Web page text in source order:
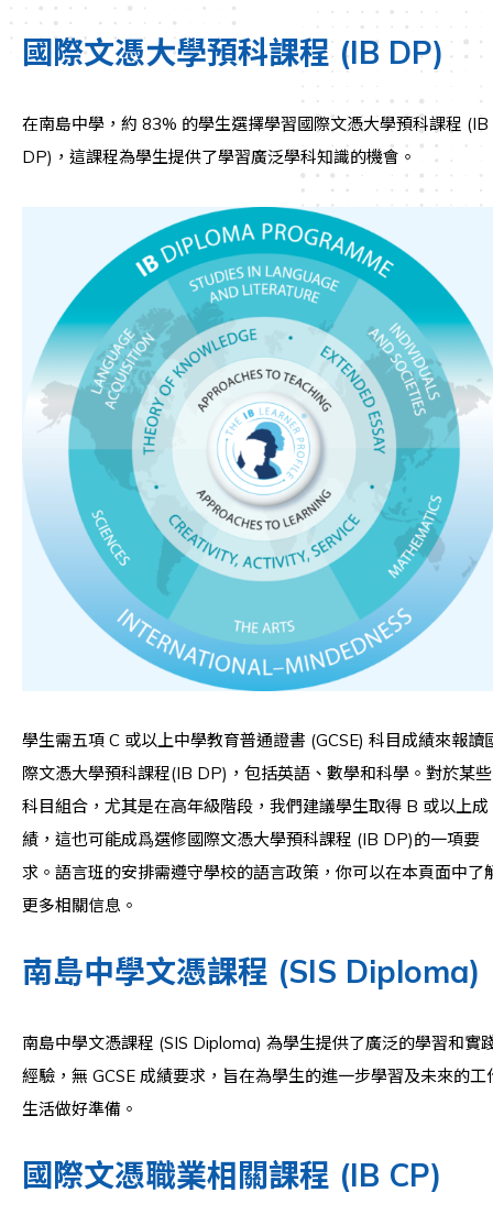
國際文憑大學預科課程 (IB DP)
在南島中學，約 83% 的學生選擇學習國際文憑大學預科課程 (IB
DP)，這課程為學生提供了學習廣泛學科知識的機會。
學生需五項 C 或以上中學教育普通證書 (GCSE) 科目成績來報讀
際文憑大學預科課程(IB DP)，包括英語、數學和科學。對於某些
科目組合，尤其是在高年級階段，我們建議學生取得 B 或以上成
績，這也可能成爲選修國際文憑大學預科課程 (IB DP)的一項要
求。語言班的安排需遵守學校的語言政策，你可以在本頁面中了
更多相關信息。
南島中學文憑課程 (SIS Diploma)
南島中學文憑課程 (SIS Diploma) 為學生提供了廣泛的學習和實
經驗，無 GCSE 成績要求，旨在為學生的進一步學習及未來的工
生活做好準備。
國際文憑職業相關課程 (IB CP)